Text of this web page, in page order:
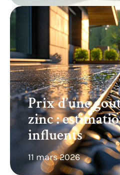
Prix d’une
zinc :
influents
11 mars 2026